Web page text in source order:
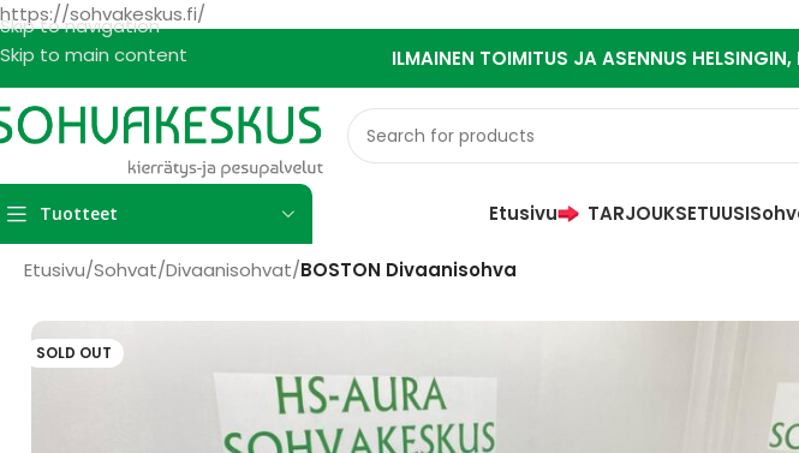
https://sohvakeskus.fi/
Skip to navigation
Skip to main content
ILMAINEN TOIMITUS JA ASENNUS
Tuotteet Etusivu TARJOUKSETUUSI
Etusivu/Sohvat/Divaanisohvat/BOSTON Divaanisohva
SOLD OUT